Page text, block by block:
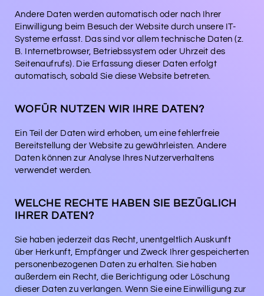
Andere Daten werden automatisch oder nach Ihrer
Einwilligung beim Besuch der Website durch unsere IT-
Systeme erfasst. Das sind vor allem technische Daten (z.
B. Internetbrowser, Betriebssystem oder Uhrzeit des
Seitenaufrufs). Die Erfassung dieser Daten erfolgt
automatisch, sobald Sie diese Website betreten.
WOFÜR NUTZEN WIR IHRE DATEN?
Ein Teil der Daten wird erhoben, um eine fehlerfreie
Bereitstellung der Website zu gewährleisten. Andere
Daten können zur Analyse Ihres Nutzerverhaltens
verwendet werden.
WELCHE RECHTE HABEN SIE BEZÜGLICH
IHRER DATEN?
Sie haben jederzeit das Recht, unentgeltlich Auskunft
über Herkunft, Empfänger und Zweck Ihrer gespeicherten
personenbezogenen Daten zu erhalten. Sie haben
außerdem ein Recht, die Berichtigung oder Löschung
dieser Daten zu verlangen. Wenn Sie eine Einwilligung zur